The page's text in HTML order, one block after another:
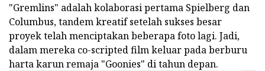
"Gremlins" adalah kolaborasi pertama Spielberg dan
Columbus, tandem kreatif setelah sukses besar
proyek telah menciptakan beberapa foto lagi. Jadi,
dalam mereka co-scripted film keluar pada berburu
harta karun remaja "Goonies" di tahun depan.